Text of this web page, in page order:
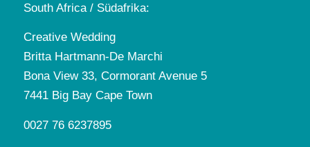
South Africa / Südafrika:
Creative Wedding
Britta Hartmann-De Marchi
Bona View 33, Cormorant Avenue 5
7441 Big Bay Cape Town
0027 76 6237895